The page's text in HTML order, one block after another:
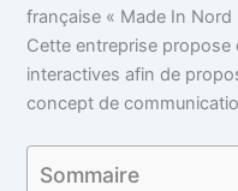
française « Made In
Cette entreprise
interactives afin de
concept de
Sommaire